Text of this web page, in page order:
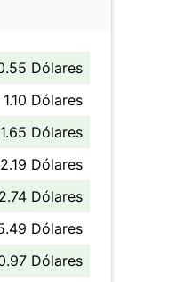
Dólares
1.10 Dólares
1.65 Dólares
2.19 Dólares
2.74 Dólares
Dólares
Dólares